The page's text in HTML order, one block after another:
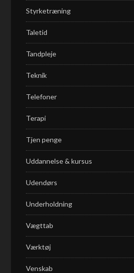
Styrketræning
Taletid
Tandpleje
Teknik
Telefoner
Terapi
Tjen penge
Uddannelse & kursus
Udendørs
Underholdning
Vægttab
Værktøj
Venskab